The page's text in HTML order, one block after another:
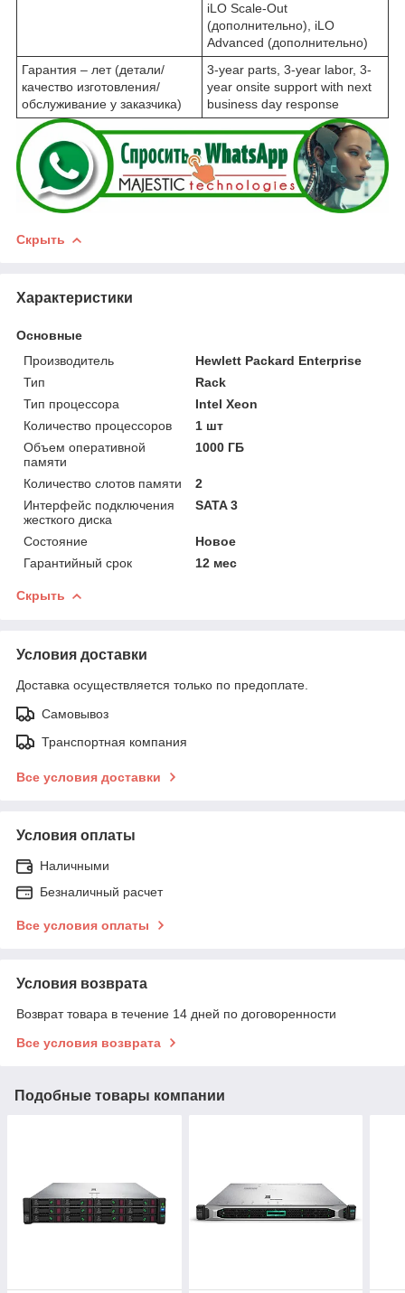
iLO Scale-Out
(дополнительно), iLO
Advanced (дополнительно)
Гарантия – лет (детали/
качество изготовления/
обслуживание у заказчика)
3-year parts, 3-year labor, 3-
year onsite support with next
business day response
Скрыть
Характеристики
Основные
Производитель
Hewlett Packard Enterprise
Тип
Rack
Тип процессора
Intel Xeon
Количество процессоров
1 шт
Объем оперативной
памяти
1000 ГБ
Количество слотов памяти
2
Интерфейс подключения
жесткого диска
SATA 3
Состояние
Новое
Гарантийный срок
12 мес
Скрыть
Условия доставки
Доставка осуществляется только по предоплате.
Самовывоз
Транспортная компания
Все условия доставки
Условия оплаты
Наличными
Безналичный расчет
Все условия оплаты
Условия возврата
Возврат товара в течение 14 дней по договоренности
Все условия возврата
Подобные товары компании